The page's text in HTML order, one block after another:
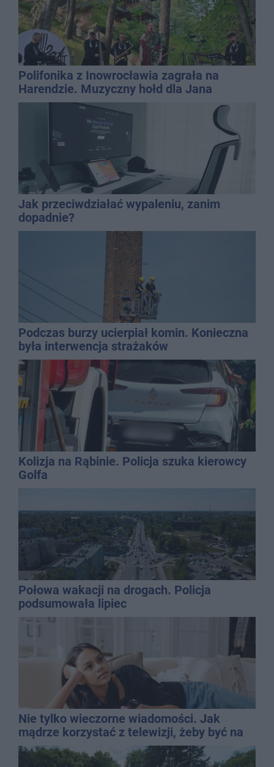
Polifonika z Inowrocławia zagrała na
Harendzie. Muzyczny hołd dla Jana
Kasprowicza
Jak przeciwdziałać wypaleniu, zanim
dopadnie?
Podczas burzy ucierpiał komin. Konieczna
była interwencja strażaków
Kolizja na Rąbinie. Policja szuka kierowcy
Golfa
Połowa wakacji na drogach. Policja
podsumowała lipiec
Nie tylko wieczorne wiadomości. Jak
mądrze korzystać z telewizji, żeby być na
bieżąco, ale nie żyć w informacyjnym
chaosie?